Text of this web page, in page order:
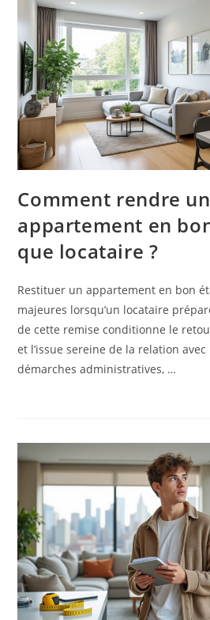
Comment rendre un
appartement en
que locataire ?
Restituer un appartement en bon
majeures lorsqu’un locataire
de cette remise conditionne le
et l’issue sereine de la relation
démarches administratives, …